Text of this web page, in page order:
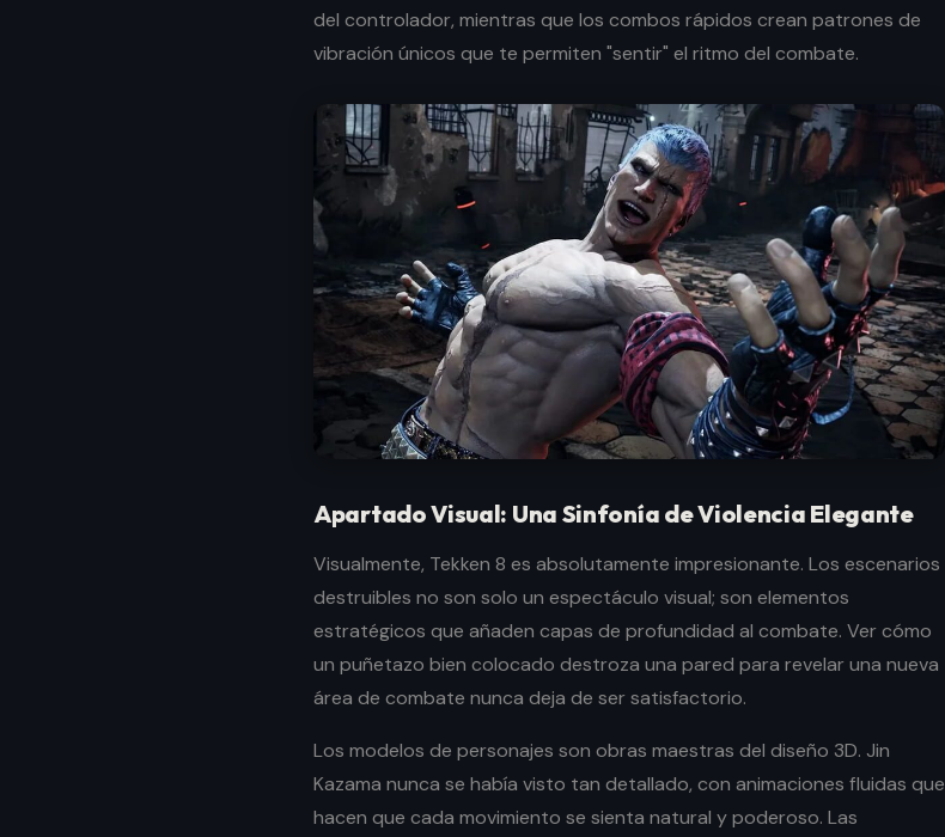
del controlador, mientras que los combos rápidos crean patrones de
vibración únicos que te permiten "sentir" el ritmo del combate.
Apartado Visual: Una Sinfonía de Violencia Elegante
Visualmente, Tekken 8 es absolutamente impresionante. Los escenarios
destruibles no son solo un espectáculo visual; son elementos
estratégicos que añaden capas de profundidad al combate. Ver cómo
un puñetazo bien colocado destroza una pared para revelar una nueva
área de combate nunca deja de ser satisfactorio.
Los modelos de personajes son obras maestras del diseño 3D. Jin
Kazama nunca se había visto tan detallado, con animaciones fluidas que
hacen que cada movimiento se sienta natural y poderoso. Las